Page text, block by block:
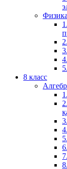
Физика
8 класс